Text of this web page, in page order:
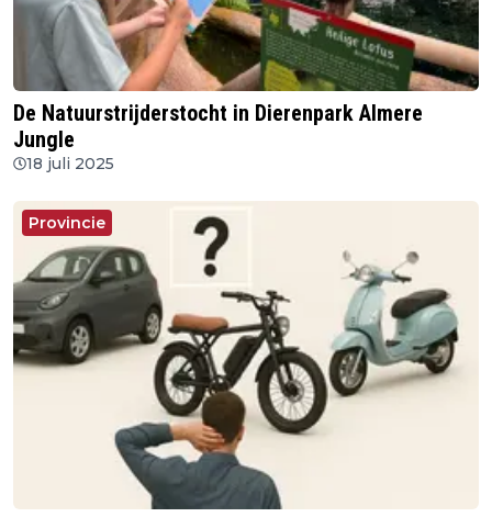
De Natuurstrijderstocht in Dierenpark Almere
Jungle
18 juli 2025
Provincie